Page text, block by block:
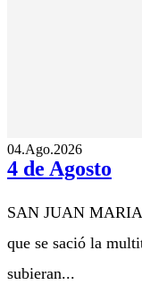
04.Ago.2026
4 de Agosto
SAN JUAN
que se sació la
subieran...